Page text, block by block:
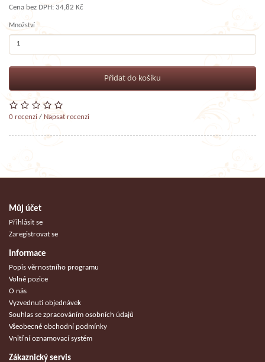
Cena bez DPH: 34,82 Kč
Množství
Přidat do košíku
0 recenzí/ Napsat recenzi
Můj účet
Přihlásit se
Zaregistrovat se
Informace
Popis věrnostního programu
Volné pozice
O nás
Vyzvednutí objednávek
Souhlas se zpracováním osobních údajů
Všeobecné obchodní podmínky
Vnitřní oznamovací systém
Zákaznický servis